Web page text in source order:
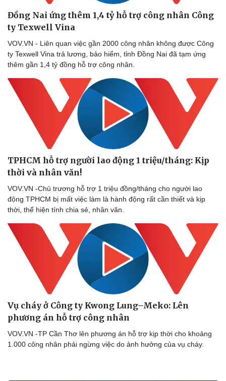
Sức khỏe
Dinh dưỡng - món ngon
Cây thuốc
Sản phụ khoa
Nhi khoa
Nam khoa
Làm đẹp - giảm cân
Phòng mạch online
Ăn sạch sống khỏe
Đời sống
Nhà đẹp
Tình yêu - Gia đình
Đồng Nai ứng thêm 1,4 tỷ hỗ trợ công nhân Công
ty Texwell Vina
VOV.VN - Liên quan việc gần 2000 công nhân không được Công
ty Texwell Vina trả lương, bảo hiểm, tỉnh Đồng Nai đã tạm ứng
thêm gần 1,4 tỷ đồng hỗ trợ công nhân.
TPHCM hỗ trợ người lao động 1 triệu/tháng: Kịp
thời và nhân văn!
VOV.VN -Chủ trương hỗ trợ 1 triệu đồng/tháng cho người lao
động TPHCM bị mất việc làm là hành động rất cần thiết và kịp
thời, thể hiện tính chia sẻ, nhân văn.
Vụ cháy ở Công ty Kwong Lung–Meko: Lên
phương án hỗ trợ công nhân
VOV.VN -TP Cần Thơ lên phương án hỗ trợ kịp thời cho khoảng
1.000 công nhân phải ngừng việc do ảnh hưởng của vụ cháy.